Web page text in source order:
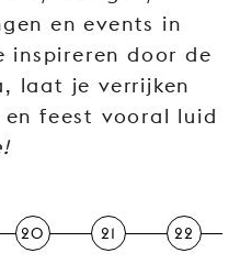
en events in
inspireren door de
laat je verrijken
feest vooral luid
20 21 22